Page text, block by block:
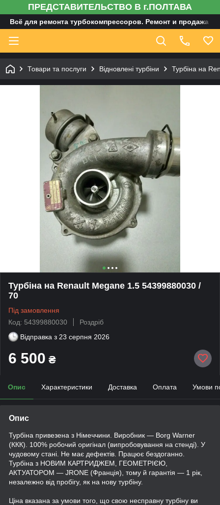
ПРЕДСТАВИТЕЛЬСТВО В г.ПОЛТАВА
Всё для ремонта турбокомпрессоров. Ремонт и продажа
Товари та послуги Відновлені турбіни Турбіна на
Турбіна на Renault Megane 1.5 54399880030 /
70
Під замовлення
Код: 54399880030
Роздріб
Відправка з 23 серпня 2026
6 500 ₴
Опис Характеристики Доставка Оплата Умови
Опис
Турбіна привезена з Німеччини. Виробник — Borg Warner
(ККК). 100% робочий оригінал (випробовування на стенді). У
чудовому стані. Не має дефектів. Працює бездоганно.
Турбіна з НОВИМ КАРТРИДЖЕМ, ГЕОМЕТРІЄЮ,
АКТУАТОРОМ — JRONE (Франція), тому й гарантія — 1 рік,
незалежно від пробігу, як на нову турбіну.
Ціна вказана за умови того, що свою несправну турбіну ви